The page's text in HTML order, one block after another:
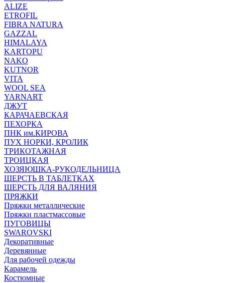
ALIZE
ETROFIL
FIBRA NATURA
GAZZAL
HIMALAYA
KARTOPU
NAKO
KUTNOR
VITA
WOOL SEA
YARNART
ДЖУТ
КАРАЧАЕВСКАЯ
ПЕХОРКА
ПНК им.КИРОВА
ПУХ НОРКИ, КРОЛИК
ТРИКОТАЖНАЯ
ТРОИЦКАЯ
ХОЗЯЮШКА-РУКОДЕЛЬНИЦА
ШЕРСТЬ В ТАБЛЕТКАХ
ШЕРСТЬ ДЛЯ ВАЛЯНИЯ
ПРЯЖКИ
Пряжки металлические
Пряжки пластмассовые
ПУГОВИЦЫ
SWAROVSKI
Декоративные
Деревянные
Для рабочей одежды
Карамель
Костюмные